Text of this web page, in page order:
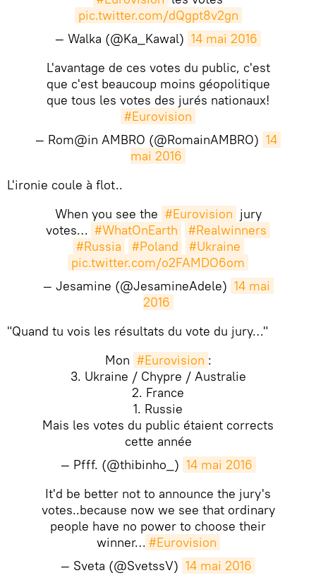
pic.twitter.com/dQgpt8v2gn
— Walka (@Ka_Kawal) 14 mai 2016
L'avantage de ces votes du public, c'est
que c'est beaucoup moins géopolitique
que tous les votes des jurés nationaux!
#Eurovision
— Rom@in AMBRO (@RomainAMBRO) 14
mai 2016
​​L'ironie coule à flot..
When you see the #Eurovision jury
votes… #WhatOnEarth
#Realwinners
#Russia
#Poland
#Ukraine
pic.twitter.com/o2FAMDO6om
— Jesamine (@JesamineAdele) 14 mai
2016
​"Quand tu vois les résultats du vote du jury…"
Mon #Eurovision :
3. Ukraine / Chypre / Australie
2. France
1. Russie
Mais les votes du public étaient corrects
cette année
— Pfff. (@thibinho_) 14 mai 2016
It'd be better not to announce the jury's
votes..because now we see that ordinary
people have no power to choose their
winner… #Eurovision
— Sveta (@SvetssV) 14 mai 2016